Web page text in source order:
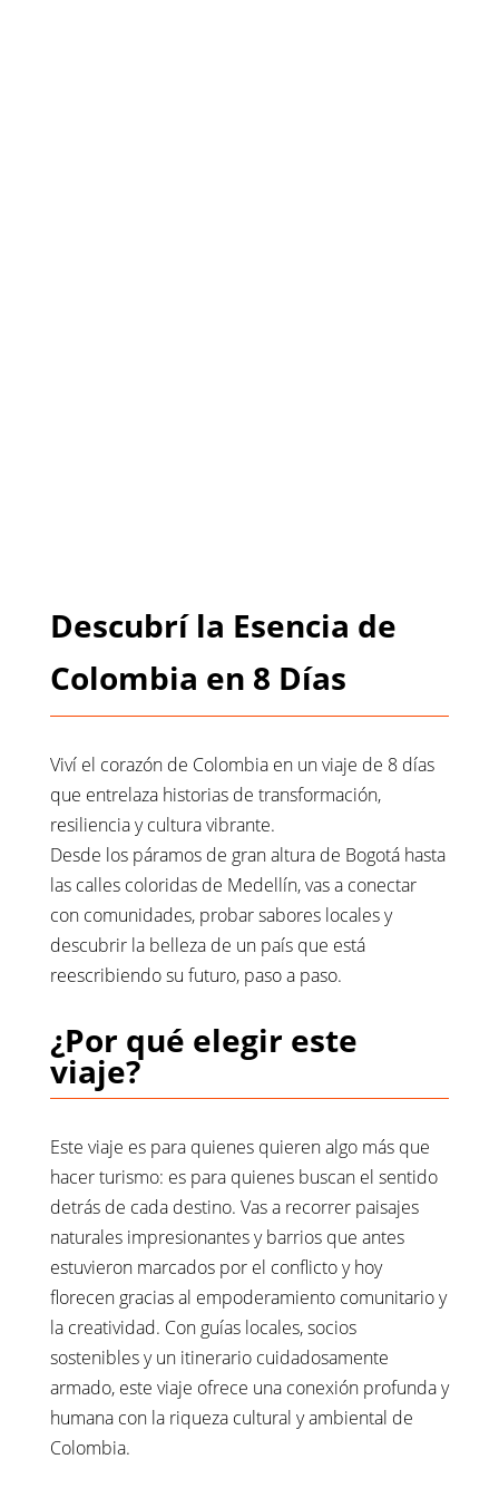
Descubrí la Esencia de
Colombia en 8 Días
Viví el corazón de Colombia en un viaje de 8 días
que entrelaza historias de transformación,
resiliencia y cultura vibrante.
Desde los páramos de gran altura de Bogotá hasta
las calles coloridas de Medellín, vas a conectar
con comunidades, probar sabores locales y
descubrir la belleza de un país que está
reescribiendo su futuro, paso a paso.
¿Por qué elegir este
viaje?
Este viaje es para quienes quieren algo más que
hacer turismo: es para quienes buscan el sentido
detrás de cada destino. Vas a recorrer paisajes
naturales impresionantes y barrios que antes
estuvieron marcados por el conflicto y hoy
florecen gracias al empoderamiento comunitario y
la creatividad. Con guías locales, socios
sostenibles y un itinerario cuidadosamente
armado, este viaje ofrece una conexión profunda y
humana con la riqueza cultural y ambiental de
Colombia.